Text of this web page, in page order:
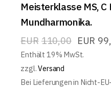
Meisterklasse MS, C
Mundharmonika.
EUR 110,00 EUR
Enthält 19% MwSt.
zzgl.Versand
Bei Lieferungen in Nicht-